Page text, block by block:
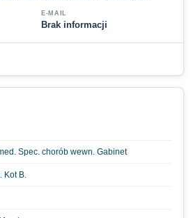
E-MAIL
Brak informacji
Spec. chorób wewn. Gabinet
B.